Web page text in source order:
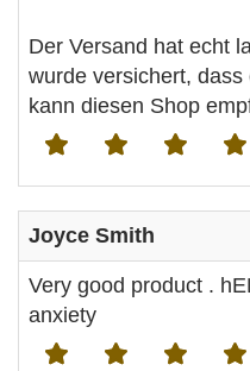
Der Versand hat echt
wurde versichert,
kann diesen Shop
Joyce Smith
Very good product .
anxiety